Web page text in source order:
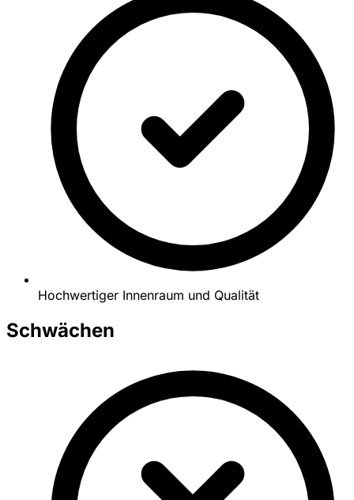
Hochwertiger Innenraum und Qualität
Schwächen